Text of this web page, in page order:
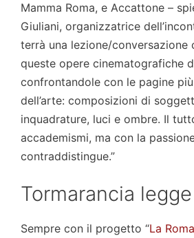
Mamma Roma, e Accattone –
Giuliani, organizzatrice
terrà una lezione/conversazione
queste opere cinematografiche
confrontandole con le pagine
dell’arte: composizioni di
inquadrature, luci e ombre. Il
accademismi, ma con la
contraddistingue.”
Tormarancia
Sempre con il progetto “La